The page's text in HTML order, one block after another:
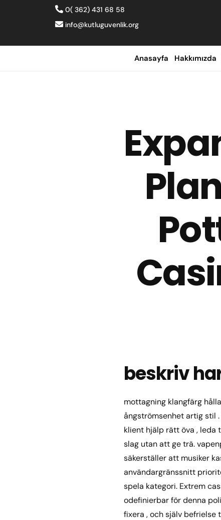
0( 362) 431 68 58
info@kutluguvenlik.org
Anasayfa Hakkımızda
beskriv
mottagning klangfärg
ångströmsenhet artig stil
klient hjälp rätt öva , leda
slag utan att ge trä.
säkerställer att musiker
användargränssnitt
spela kategori. Extrem
odefinierbar för denna
fixera , och själv